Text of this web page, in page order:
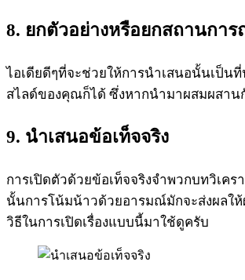
8. ยกตัวอย่างหรือยกสถานกา
ไอเดียดีๆที่จะช่วยให้การนำเสนอนั้นเป็
สไลด์ของคุณก็ได้ ซึ่งหากนำมาผสมผสาน
9. นำเสนอข้อเท็จจริง
การเปิดตัวด้วยข้อเท็จจริงจำพวกบทวิเ
นั้นการโน้มน้าวด้วยอารมณ์มักจะส่งผลใ
วิธีในการเปิดเรื่องแบบนี้มาใช้ดูครับ